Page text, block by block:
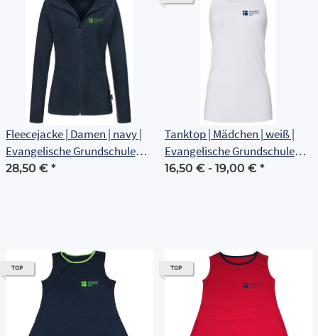
Fleecejacke | Damen | navy |
Evangelische Grundschule
Erfurt
28,50 € *
Tanktop | Mädchen | weiß |
Evangelische Grundschule
Erfurt
16,50 € - 19,00 € *
TOP TOP